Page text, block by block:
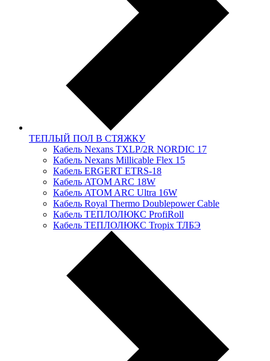
ТЕПЛЫЙ ПОЛ В СТЯЖКУ
Кабель Nexans TXLP/2R NORDIC 17
Кабель Nexans Millicable Flex 15
Кабель ERGERT ETRS-18
Кабель ATOM ARC 18W
Кабель ATOM ARC Ultra 16W
Кабель Royal Thermo Doublepower Cable
Кабель ТЕПЛОЛЮКС ProfiRoll
Кабель ТЕПЛОЛЮКС Tropix ТЛБЭ